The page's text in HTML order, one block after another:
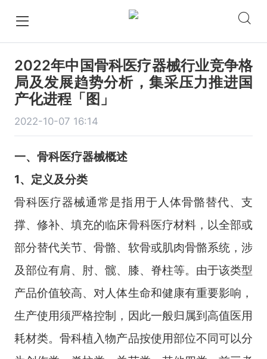
2022年中国骨科医疗器械行业竞争格
局及发展趋势分析，集采压力推进国
产化进程「图」
2022-10-07 16:14
一、骨科医疗器械概述
1、定义及分类
骨科医疗器械通常是指用于人体骨骼替代、支
撑、修补、填充的临床骨科医疗材料，以全部或
部分替代关节、骨骼、软骨或肌肉骨骼系统，涉
及部位有肩、肘、髋、膝、脊柱等。由于该类型
产品价值较高、对人体生命和健康有重要影响，
生产使用须严格控制，因此一般归属到高值医用
耗材类。骨科植入物产品按使用部位不同可以分